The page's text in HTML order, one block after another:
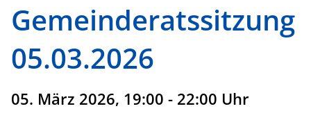
Gemeinderatssitzung
05.03.2026
05. März 2026, 19:00 - 22:00 Uhr